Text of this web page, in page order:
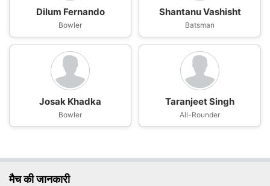
Dilum Fernando
Bowler
Shantanu Vashisht
Batsman
Josak Khadka
Bowler
Taranjeet Singh
All-Rounder
मैच की जानकारी